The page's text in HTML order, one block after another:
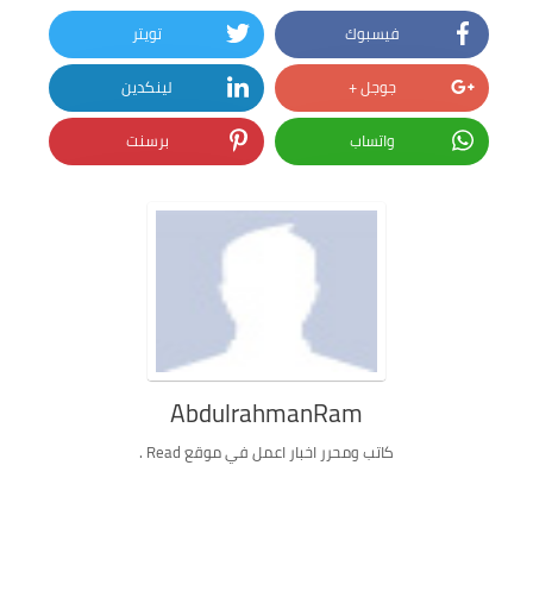
فيسبوك
تويتر
جوجل +
لينكدين
واتساب
برسنت
AbdulrahmanRam
كاتب ومحرر اخبار اعمل في موقع Read .